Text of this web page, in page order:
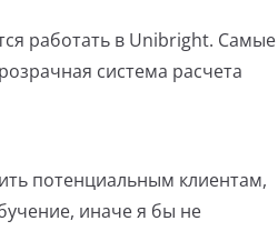
работать в Unibright. Самые
система расчета
потенциальным клиентам,
иначе я бы не